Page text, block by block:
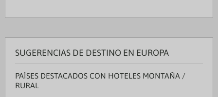
SUGERENCIAS DE DESTINO EN EUROPA
PAÍSES DESTACADOS CON HOTELES MONTAÑA /
RURAL